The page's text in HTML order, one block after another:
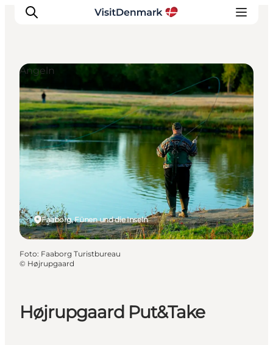
Inspiration
Regionen
Erlebnisse
Unterkünfte
Reiseplanung
Højrupgaard Put&Take
Faaborg, Fünen und die Inseln
Angeln
Foto: Faaborg Turistbureau
© Højrupgaard